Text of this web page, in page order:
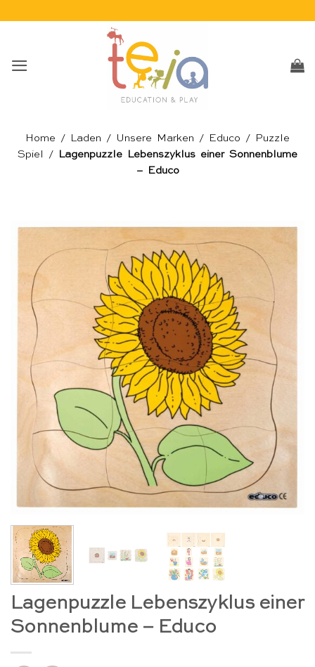
Home / Laden / Unsere Marken / Educo /
Puzzle
Spiel
/
Lagenpuzzle Lebenszyklus einer Sonnenblume
– Educo
Lagenpuzzle Lebenszyklus einer
Sonnenblume – Educo